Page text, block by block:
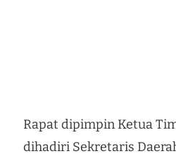
Rapat dipimpin Ketua
dihadiri Sekretaris